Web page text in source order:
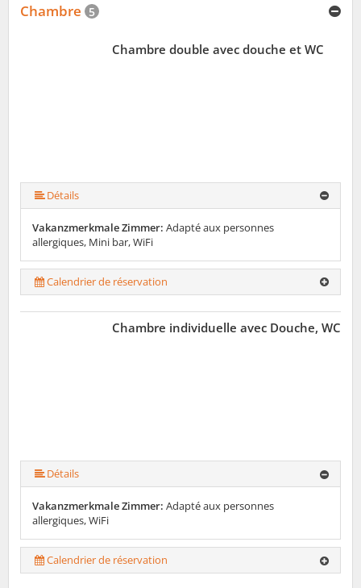
Chambre 5
Chambre double avec douche et WC
Détails
Vakanzmerkmale Zimmer: Adapté aux personnes
allergiques, Mini bar, WiFi
Calendrier de réservation
Chambre individuelle avec Douche, WC
Détails
Vakanzmerkmale Zimmer: Adapté aux personnes
allergiques, WiFi
Calendrier de réservation